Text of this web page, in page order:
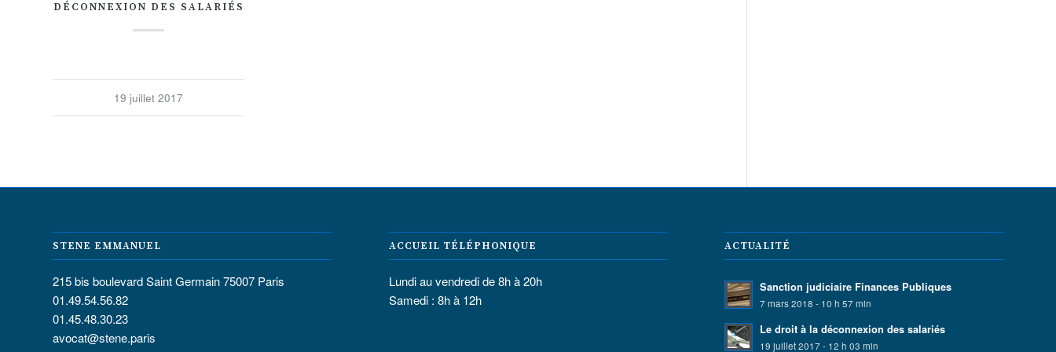
DÉCONNEXION DES SALARIÉS
19 juillet 2017
STENE EMMANUEL
215 bis boulevard Saint Germain 75007 Paris
01.49.54.56.82
01.45.48.30.23
avocat@stene.paris
ACCUEIL TÉLÉPHONIQUE
Lundi au vendredi de 8h à 20h
Samedi : 8h à 12h
ACTUALITÉ
Sanction judiciaire Finances Publiques
7 mars 2018 - 10 h 57 min
Le droit à la déconnexion des salariés
19 juillet 2017 - 12 h 03 min